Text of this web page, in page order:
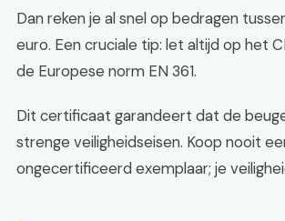
Dan reken je al snel op bedragen
euro. Een cruciale tip: let altijd op het
de Europese norm EN 361.
Dit certificaat garandeert dat de
strenge veiligheidseisen. Koop nooit
ongecertificeerd exemplaar; je